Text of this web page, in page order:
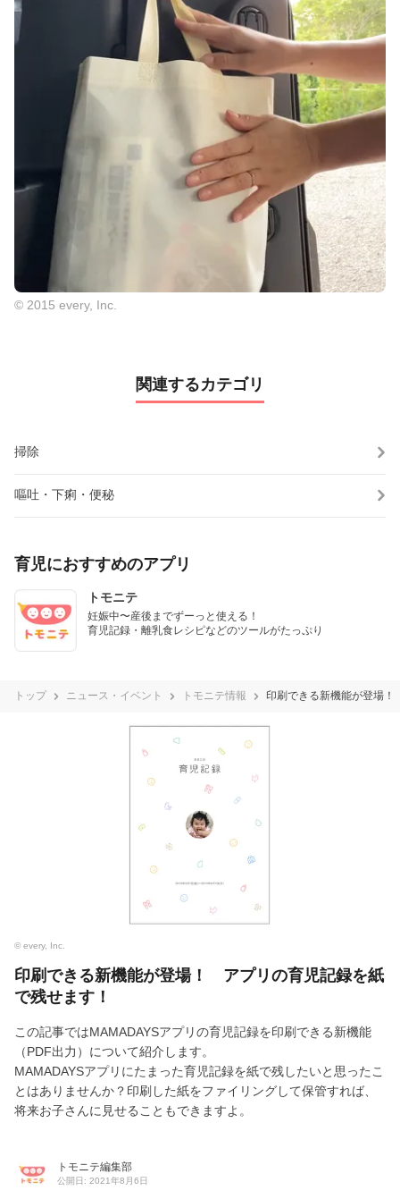
© 2015 every, Inc.
関連するカテゴリ
掃除
嘔吐・下痢・便秘
育児におすすめのアプリ
トモニテ
妊娠中〜産後までずーっと使える！
育児記録・離乳食レシピなどのツールがたっぷり
トップ ニュース・イベント トモニテ情報 印刷できる新機能が登場
© every, Inc.
印刷できる新機能が登場！ アプリの育児記録を紙
で残せます！
この記事ではMAMADAYSアプリの育児記録を印刷できる新機能
（PDF出力）について紹介します。
MAMADAYSアプリにたまった育児記録を紙で残したいと思ったこ
とはありませんか？印刷した紙をファイリングして保管すれば、
将来お子さんに見せることもできますよ。
トモニテ編集部
公開日: 2021年8月6日